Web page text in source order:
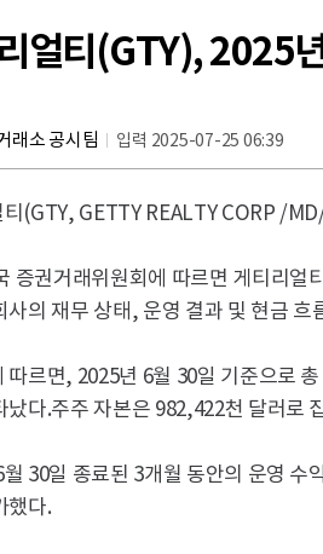
얼티(GTY), 2025
래소 공시팀 입력 2025-07-25 06:39
(GTY, GETTY REALTY CORP /
증권거래위원회에 따르면 게티리얼
사의 재무 상태, 운영 결과 및 현금 흐
따르면, 2025년 6월 30일 기준으로
났다.주주 자본은 982,422천 달러로
월 30일 종료된 3개월 동안의 운영
했다.